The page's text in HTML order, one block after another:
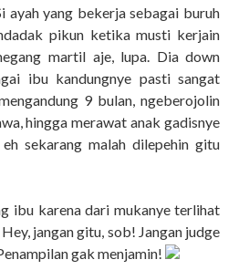
ayah yang bekerja sebagai buruh
pikun ketika musti kerjain
martil aje, lupa. Dia down
ibu kandungnye pasti sangat
9 bulan, ngeberojolin
hingga merawat anak gadisnye
sekarang malah dilepehin gitu
ibu karena dari mukanye terlihat
jangan gitu, sob! Jangan judge
gak menjamin!